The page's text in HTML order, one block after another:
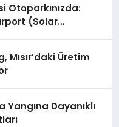
Otoparkınızda:
(Solar
Mısır’daki Üretim
Yangına Dayanıklı